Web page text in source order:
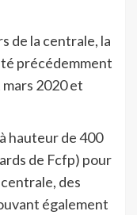
de la centrale, la
précédemment
2020 et
hauteur de 400
de Fcfp) pour
des
également